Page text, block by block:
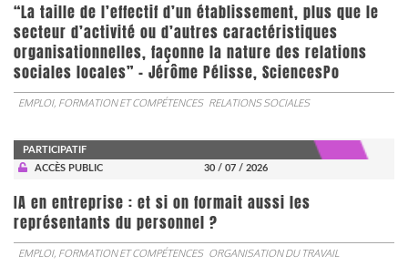
“La taille de l’effectif d’un établissement, plus que le
secteur d’activité ou d’autres caractéristiques
organisationnelles, façonne la nature des relations
sociales locales” - Jérôme Pélisse, SciencesPo
EMPLOI, FORMATION ET COMPÉTENCES RELATIONS SOCIALES
PARTICIPATIF
ACCÈS PUBLIC
30 / 07 / 2026
IA en entreprise : et si on formait aussi les
représentants du personnel ?
EMPLOI, FORMATION ET COMPÉTENCES ORGANISATION DU TRAVAIL